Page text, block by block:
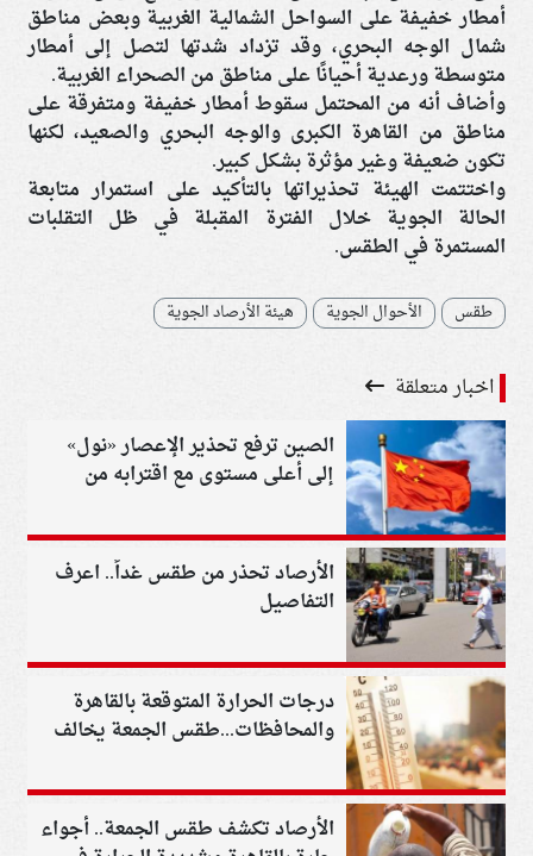
أمطار خفيفة على السواحل الشمالية الغربية وبعض مناطق
شمال الوجه البحري، وقد تزداد شدتها لتصل إلى أمطار
متوسطة ورعدية أحيانًا على مناطق من الصحراء الغربية.
وأضاف أنه من المحتمل سقوط أمطار خفيفة ومتفرقة على
مناطق من القاهرة الكبرى والوجه البحري والصعيد، لكنها
تكون ضعيفة وغير مؤثرة بشكل كبير.
واختتمت الهيئة تحذيراتها بالتأكيد على استمرار متابعة
الحالة الجوية خلال الفترة المقبلة في ظل التقلبات
المستمرة في الطقس.
طقس الأحوال الجوية هيئة الأرصاد الجوية
اخبار متعلقة
الصين ترفع تحذير الإعصار «نول»
إلى أعلى مستوى مع اقترابه من
الأرصاد تحذر من طقس غداً.. اعرف
التفاصيل
درجات الحرارة المتوقعة بالقاهرة
والمحافظات...طقس الجمعة يخالف
الأرصاد تكشف طقس الجمعة.. أجواء